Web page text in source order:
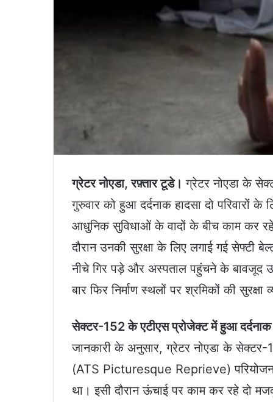
ग्रेटर नोएडा, रफ़्तार टूडे। ग्रेटर नोएडा के
गुरुवार को हुआ दर्दनाक हादसा दो परिवारों
आधुनिक सुविधाओं के वादों के बीच काम कर
दौरान उनकी सुरक्षा के लिए लगाई गई सेफ्टी
नीचे गिर पड़े और अस्पताल पहुंचने के बावजूद
बार फिर निर्माण स्थलों पर श्रमिकों की
सेक्टर-152 के एटीएस प्रोजेक्ट में हुआ दर्दनाक
जानकारी के अनुसार, ग्रेटर नोएडा के सेक्टर-
(ATS Picturesque Reprieve)
था। इसी दौरान ऊंचाई पर काम कर रहे दो